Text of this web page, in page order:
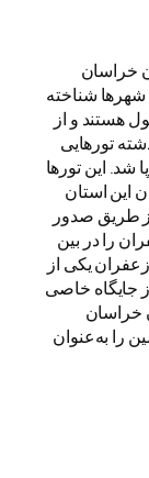
خراسان
شهرها شناخته
هستند و از
تورهایی
شد. این تورها
این استان
طریق صدور
را در بین
یکی از
جایگاه خاصی
خراسان
را به‌عنوان